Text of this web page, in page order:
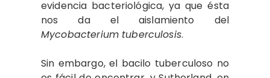
evidencia bacteriológica, ya que ésta
nos da el aislamiento del
Mycobacterium tuberculosis.
Sin embargo, el bacilo tuberculoso no